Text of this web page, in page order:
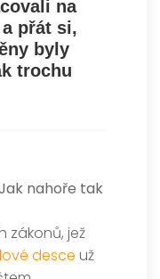
na
přát si,
byly
trochu
nahoře tak
zákonů, jež
desce už